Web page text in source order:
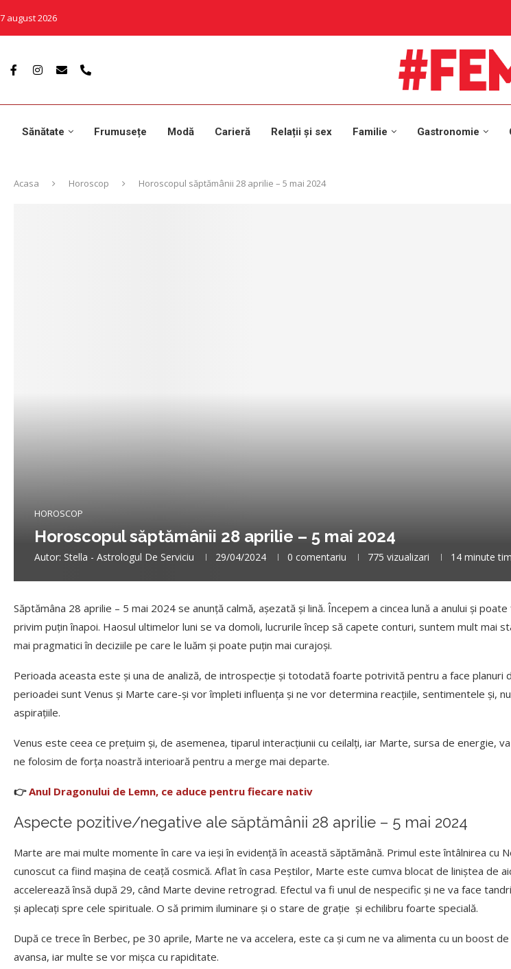
7 august 2026
Sănătate Frumusețe Modă Carieră Relații și sex Familie Gastronomie
Acasa Horoscop Horoscopul săptămânii 28 aprilie – 5 mai 2024
HOROSCOP
Horoscopul săptămânii 28 aprilie – 5 mai 2024
Autor: Stella - Astrologul De Serviciu 29/04/2024 0 comentariu 775 vizualizari 14 minute
Săptămâna 28 aprilie – 5 mai 2024 se anunță calmă, așezată și lină. Începem a cincea lună a anului și
privim puțin înapoi. Haosul ultimelor luni se va domoli, lucrurile încep să capete conturi, suntem mult mai
mai pragmatici în deciziile pe care le luăm și poate puțin mai curajoși.
Perioada aceasta este și una de analiză, de introspecție și totodată foarte potrivită pentru a face planuri
perioadei sunt Venus și Marte care-și vor împleti influența și ne vor determina reacțiile, sentimentele și,
aspirațiile.
Venus este ceea ce prețuim și, de asemenea, tiparul interacțiunii cu ceilalți, iar Marte, sursa de energie,
ne folosim de forța noastră interioară pentru a merge mai departe.
👉Anul Dragonului de Lemn, ce aduce pentru fiecare nativ
Aspecte pozitive/negative ale săptămânii 28 aprilie – 5 mai 2024
Marte are mai multe momente în care va ieși în evidență în această săptămână. Primul este întâlnirea cu
cunoscut ca fiind mașina de ceață cosmică. Aflat în casa Peștilor, Marte este cumva blocat de liniștea de
accelerează însă după 29, când Marte devine retrograd. Efectul va fi unul de nespecific și ne va face
și aplecați spre cele spirituale. O să primim iluminare și o stare de grație și echilibru foarte specială.
După ce trece în Berbec, pe 30 aprile, Marte ne va accelera, este ca și cum ne va alimenta cu un boost
avansa, iar multe se vor mișca cu rapiditate.